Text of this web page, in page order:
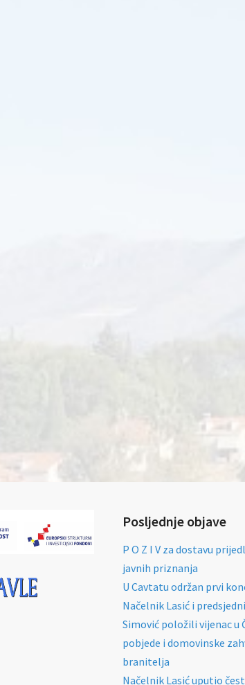
Posljednje objave
P O Z I V za dostavu
javnih priznanja
U Cavtatu održan prvi
Načelnik Lasić i
Simović položili vijenac u
pobjede i domovinske
branitelja
Načelnik Lasić uputio